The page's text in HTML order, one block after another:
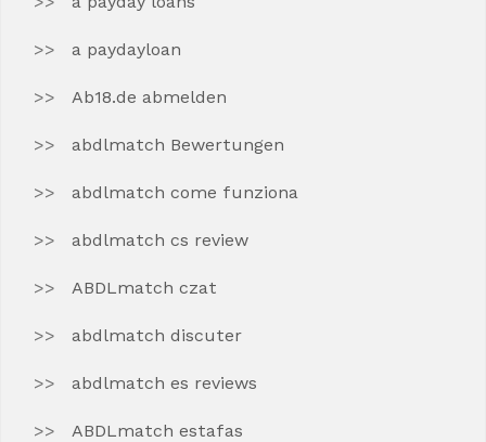
a paydayloan
Ab18.de abmelden
abdlmatch Bewertungen
abdlmatch come funziona
abdlmatch cs review
ABDLmatch czat
abdlmatch discuter
abdlmatch es reviews
ABDLmatch estafas